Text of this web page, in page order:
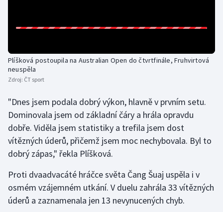
Krasobruslení
Lyže a snowboard
Moderní pětiboj
Motorsport
Olympijské hry
Plíšková postoupila na Australian Open do čtvrtfinále, Fruhvirtová
neuspěla
Zdroj: ČT sport
"Dnes jsem podala dobrý výkon, hlavně v prvním setu.
Dominovala jsem od základní čáry a hrála opravdu
dobře. Viděla jsem statistiky a trefila jsem dost
vítězných úderů, přičemž jsem moc nechybovala. Byl to
dobrý zápas," řekla Plíšková.
Proti dvaadvacáté hráčce světa Čang Šuaj uspěla i v
osmém vzájemném utkání. V duelu zahrála 33 vítězných
úderů a zaznamenala jen 13 nevynucených chyb.